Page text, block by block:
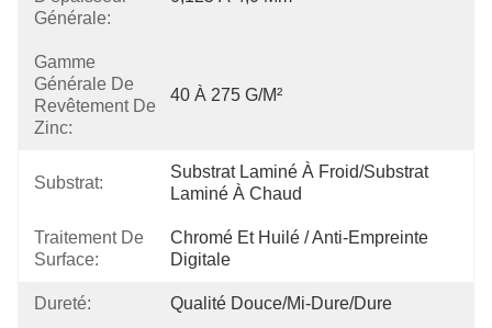
Générale:
Gamme
Générale De
Revêtement De
Zinc:
40 À 275 G/m²
Substrat:
Substrat Laminé À Froid/substrat
Laminé À Chaud
Traitement De
Surface:
Chromé Et Huilé / Anti-Empreinte
Digitale
Dureté: Qualité Douce/mi-Dure/dure